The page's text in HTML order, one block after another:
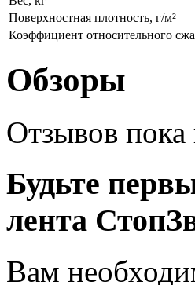
Поверхностная плотность, г/м²
Коэффициент относительного
Обзоры
Отзывов пока
Будьте
лента
Вам